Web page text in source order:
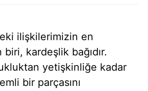
ilişkilerimizin en
kardeşlik bağıdır.
yetişkinliğe kadar
bir parçasını